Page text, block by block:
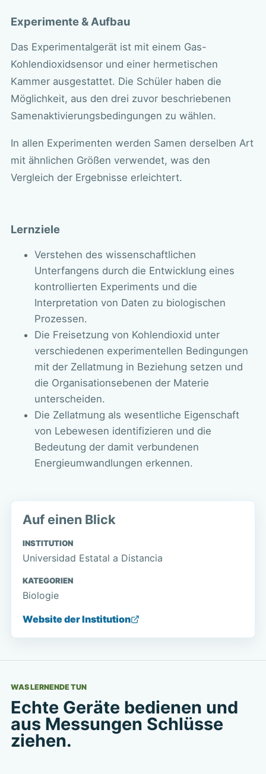
Experimente & Aufbau
Das Experimentalgerät ist mit einem Gas-
Kohlendioxidsensor und einer hermetischen
Kammer ausgestattet. Die Schüler haben die
Möglichkeit, aus den drei zuvor beschriebenen
Samenaktivierungsbedingungen zu wählen.
In allen Experimenten werden Samen derselben Art
mit ähnlichen Größen verwendet, was den
Vergleich der Ergebnisse erleichtert.
Lernziele
Verstehen des wissenschaftlichen
Unterfangens durch die Entwicklung eines
kontrollierten Experiments und die
Interpretation von Daten zu biologischen
Prozessen.
Die Freisetzung von Kohlendioxid unter
verschiedenen experimentellen Bedingungen
mit der Zellatmung in Beziehung setzen und
die Organisationsebenen der Materie
unterscheiden.
Die Zellatmung als wesentliche Eigenschaft
von Lebewesen identifizieren und die
Bedeutung der damit verbundenen
Energieumwandlungen erkennen.
Auf einen Blick
INSTITUTION
Universidad Estatal a Distancia
KATEGORIEN
Biologie
Website der Institution
WAS LERNENDE TUN
Echte Geräte bedienen und
aus Messungen Schlüsse
ziehen.